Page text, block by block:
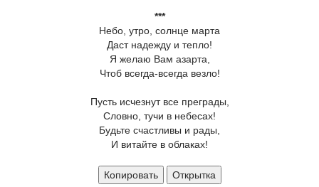
***
Небо, утро, солнце марта
Даст надежду и тепло!
Я желаю Вам азарта,
Чтоб всегда-всегда везло!
Пусть исчезнут все преграды,
Словно, тучи в небесах!
Будьте счастливы и рады,
И витайте в облаках!
Копировать Открытка